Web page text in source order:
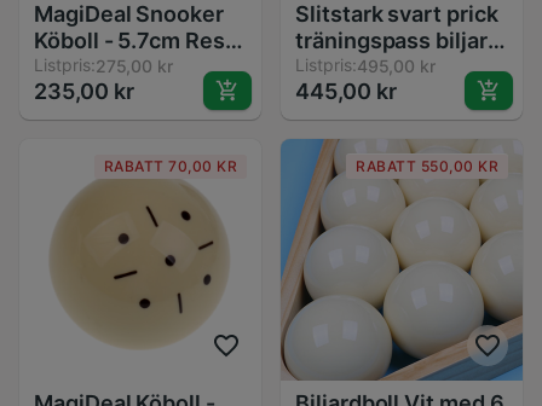
MagiDeal Snooker
Köboll - 5.7cm Resin
Vit - Biljard
Tränings- och
Ersättningsboll
Listpris:275,00 kr
235,00 kr
Slitstark svart prick
träningspass biljard
poolkö 52mm 57mm
Listpris:495,00 kr
445,00 kr
RABATT 70,00 KR RABATT 550,00 KR